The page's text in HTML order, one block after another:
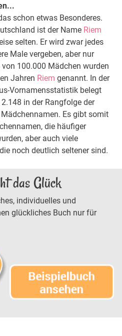
schon etwas Besonderes.
ist der Name Riem
selten. Er wird zwar jedes
Male vergeben, aber nur
100.000 Mädchen wurden
Jahren Riem genannt. In der
Vornamensstatistik belegt
in der Rangfolge der
Es gibt somit
die häufiger
aber auch viele
noch deutlich seltener sind.
das Glück
individuelles und
glückliches Buch nur für